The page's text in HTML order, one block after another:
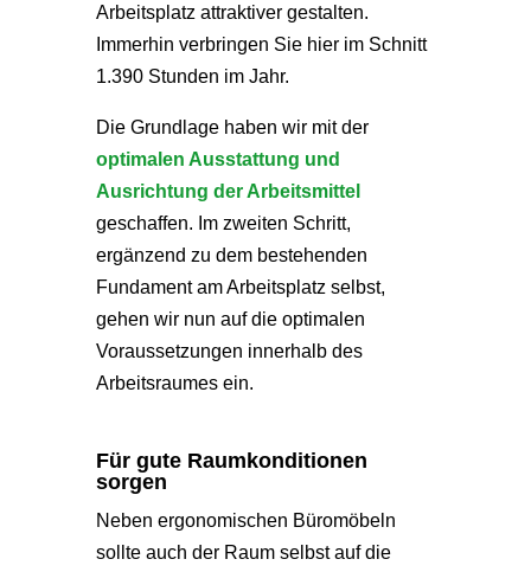
Arbeitsplatz attraktiver gestalten.
Immerhin verbringen Sie hier im Schnitt
1.390 Stunden im Jahr.
Die Grundlage haben wir mit der
optimalen Ausstattung und
Ausrichtung der Arbeitsmittel
geschaffen. Im zweiten Schritt,
ergänzend zu dem bestehenden
Fundament am Arbeitsplatz selbst,
gehen wir nun auf die optimalen
Voraussetzungen innerhalb des
Arbeitsraumes ein.
Für gute Raumkonditionen
sorgen
Neben ergonomischen Büromöbeln
sollte auch der Raum selbst auf die